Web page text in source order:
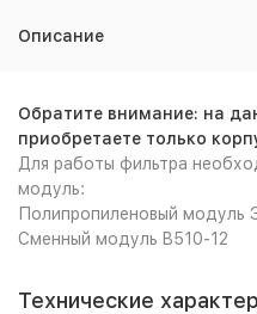
Описание
Обратите внимание: на
приобретаете только
Для работы фильтра
модуль:
Полипропиленовый модуль
Сменный модуль B510-12
Технические